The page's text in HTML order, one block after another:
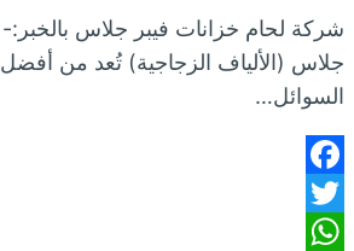
شركة لحام خزانات فيبر جلاس بالخبر:-
جلاس (الألياف الزجاجية) تُعد من أفضل
السوائل…
Facebook
Twitter